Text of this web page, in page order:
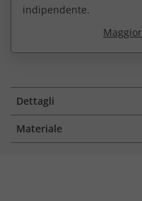
indipendente.
Dettagli
Materiale